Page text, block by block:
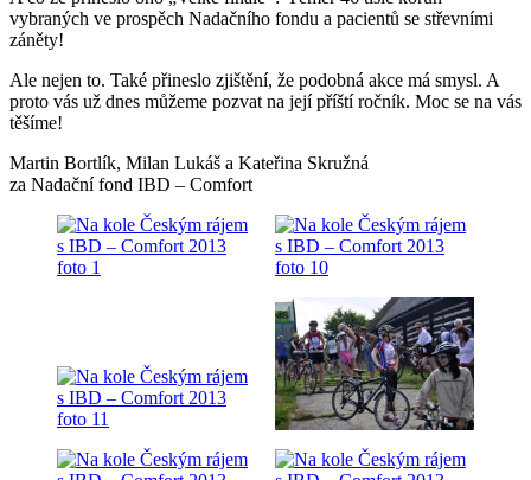
vybraných ve prospěch Nadačního fondu a pacientů se střevními
záněty!
Ale nejen to. Také přineslo zjištění, že podobná akce má smysl. A
proto vás už dnes můžeme pozvat na její příští ročník. Moc se na vás
těšíme!
Martin Bortlík, Milan Lukáš a Kateřina Skružná
za Nadační fond IBD – Comfort